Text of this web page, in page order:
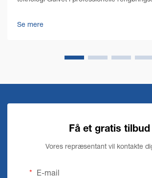
fremkomst af state-of-the-art teknologi til
Se mere
Få et gratis tilbud
Vores repræsentant vil kontakte
E-mail